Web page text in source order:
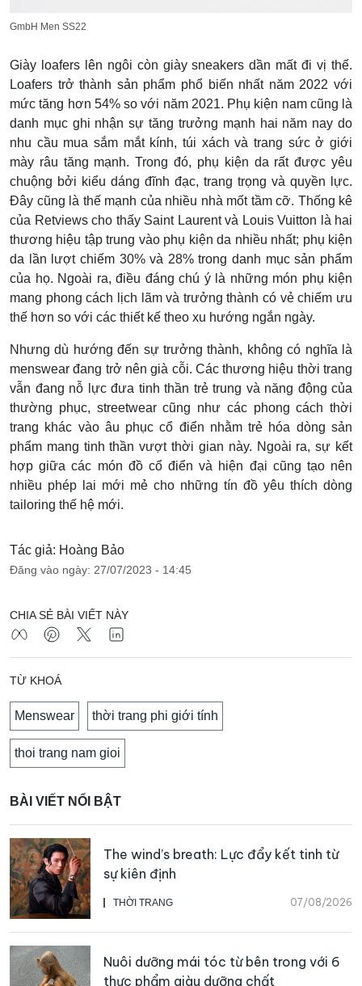
GmbH Men SS22
Giày loafers lên ngôi còn giày sneakers dần mất đi vị thế.
Loafers trở thành sản phẩm phổ biến nhất năm 2022 với
mức tăng hơn 54% so với năm 2021. Phụ kiện nam cũng là
danh mục ghi nhận sự tăng trưởng mạnh hai năm nay do
nhu cầu mua sắm mắt kính, túi xách và trang sức ở giới
mày râu tăng mạnh. Trong đó, phụ kiện da rất được yêu
chuộng bởi kiểu dáng đĩnh đạc, trang trọng và quyền lực.
Đây cũng là thế mạnh của nhiều nhà mốt tầm cỡ. Thống kê
của Retviews cho thấy Saint Laurent và Louis Vuitton là hai
thương hiệu tập trung vào phụ kiện da nhiều nhất; phụ kiện
da lần lượt chiếm 30% và 28% trong danh mục sản phẩm
của họ. Ngoài ra, điều đáng chú ý là những món phụ kiện
mang phong cách lịch lãm và trưởng thành có vẻ chiếm ưu
thế hơn so với các thiết kế theo xu hướng ngắn ngày.
Nhưng dù hướng đến sự trưởng thành, không có nghĩa là
menswear đang trở nên già cỗi. Các thương hiệu thời trang
vẫn đang nỗ lực đưa tinh thần trẻ trung và năng động của
thường phục, streetwear cũng như các phong cách thời
trang khác vào âu phục cổ điển nhằm trẻ hóa dòng sản
phẩm mang tinh thần vượt thời gian này. Ngoài ra, sự kết
hợp giữa các món đồ cổ điển và hiện đại cũng tạo nên
nhiều phép lai mới mẻ cho những tín đồ yêu thích dòng
tailoring thế hệ mới.
Tác giả: Hoàng Bảo
Đăng vào ngày: 27/07/2023 - 14:45
CHIA SẺ BÀI VIẾT NÀY
TỪ KHOÁ
Menswear thời trang phi giới tính
thoi trang nam gioi
BÀI VIẾT NỔI BẬT
THỜI TRANG 07/08/2026
The wind’s breath: Lực đẩy kết tinh từ
sự kiên định
Nuôi dưỡng mái tóc từ bên trong với 6
thực phẩm giàu dưỡng chất